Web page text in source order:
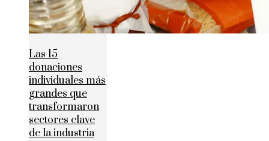
Las 15
donaciones
individuales más
grandes que
transformaron
sectores clave
de la industria